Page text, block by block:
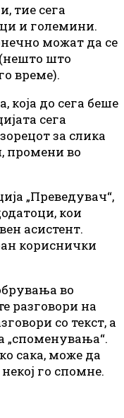
тие сега
и големини.
можат да се
што
време).
која до сега беше
сега
за слика
промени во
„Преведувач“,
кои
асистент.
кориснички
во
разговори на
со текст, а
„споменувања“.
сака, може да
го спомне.